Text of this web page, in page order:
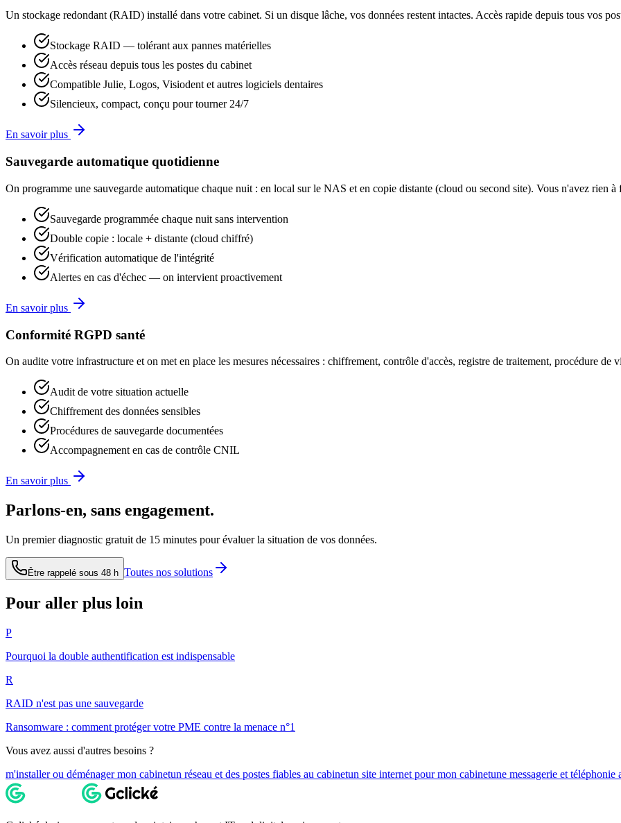
Un stockage redondant (RAID) installé dans votre cabinet. Si un disque lâche, vos données restent intactes. Accès rapide depuis tous vos
Stockage RAID — tolérant aux pannes matérielles
Accès réseau depuis tous les postes du cabinet
Compatible Julie, Logos, Visiodent et autres logiciels dentaires
Silencieux, compact, conçu pour tourner 24/7
En savoir plus
Sauvegarde automatique quotidienne
On programme une sauvegarde automatique chaque nuit : en local sur le NAS et en copie distante (cloud ou second site). Vous n'avez rien à
Sauvegarde programmée chaque nuit sans intervention
Double copie : locale + distante (cloud chiffré)
Vérification automatique de l'intégrité
Alertes en cas d'échec — on intervient proactivement
En savoir plus
Conformité RGPD santé
On audite votre infrastructure et on met en place les mesures nécessaires : chiffrement, contrôle d'accès, registre de traitement, procédure de
Audit de votre situation actuelle
Chiffrement des données sensibles
Procédures de sauvegarde documentées
Accompagnement en cas de contrôle CNIL
En savoir plus
Parlons-en, sans engagement.
Un premier diagnostic gratuit de 15 minutes pour évaluer la situation de vos données.
Être rappelé sous 48 h Toutes nos solutions
Pour aller plus loin
P
Pourquoi la double authentification est indispensable
R
RAID n'est pas une sauvegarde
Ransomware : comment protéger votre PME contre la menace n°1
Vous avez aussi d'autres besoins ?
m'installer ou déménager mon cabinetun réseau et des postes fiables au cabinetun site internet pour mon cabinetune messagerie et téléphonie